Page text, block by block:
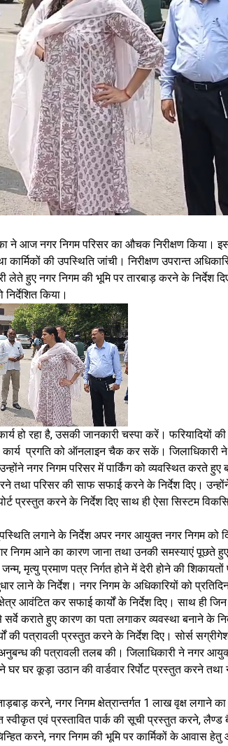
ने आज नगर निगम परिसर का औचक निरीक्षण किया। इस
की उपस्थिति जांची। निरीक्षण उपरान्त
हुए नगर निगम की भूमि पर तारबाड़ करने के निर्देश
किया।
हो रहा है, उसकी जानकारी चस्पा करें। फरियादियों
प्रगति को ऑनलाइन चैक कर सकें। जिलाधिकारी
नगर निगम परिसर में पार्किंग को व्यवस्थित करते हुए
तथा परिसर की साफ सफाई करने के निर्देश दिए।
प्रस्तुत करने के निर्देश दिए साथ ही ऐसा सिस्टम
लगाने के निर्देश अपर नगर आयुक्त नगर निगम को
निगम आने का कारण जाना तथा उनकी समस्याएं पूछते
मृत्यु प्रमाण पत्र निर्गत होने में देरी होने की शिकायतों
लाने के निर्देश। नगर निगम के अधिकारियों को
आवंटित कर सफाई कार्यों के निर्देश दिए। साथ ही जिन
कराते हुए कारण का पता लगाकर व्यवस्था बनाने के
की पत्रावली प्रस्तुत करने के निर्देश दिए। सोर्स
की पत्रावली तलब की। जिलाधिकारी ने नगर
घर कूड़ा उठान की वार्डवार रिर्पाेट प्रस्तुत करने तथा
करने, नगर निगम क्षेत्रान्तर्गत 1 लाख वृक्ष लगाने
स्वीकृत एवं प्रस्तावित पार्क की सूची प्रस्तुत करने,
करने, नगर निगम की भूमि पर कार्मिकों के आवास